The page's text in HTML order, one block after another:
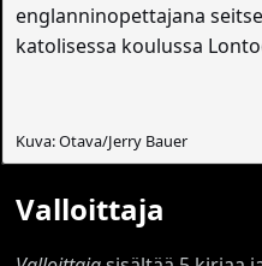
englanninopettajana
katolisessa koulussa
Kuva: Otava/Jerry Bauer
Valloittaja